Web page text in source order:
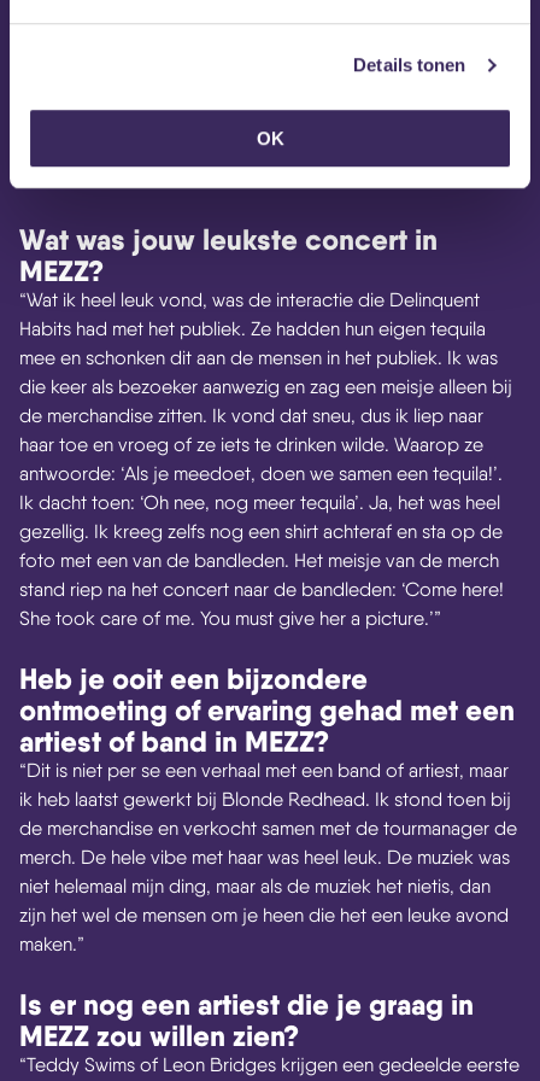
Details tonen
OK
respecteert elkaar. Het is één mooi netwerk dat je
Wat was jouw leukste concert in
MEZZ?
“Wat ik heel leuk vond, was de interactie die Delinquent
Habits had met het publiek. Ze hadden hun eigen tequila
mee en schonken dit aan de mensen in het publiek. Ik was
die keer als bezoeker aanwezig en zag een meisje alleen bij
de merchandise zitten. Ik vond dat sneu, dus ik liep naar
haar toe en vroeg of ze iets te drinken wilde. Waarop ze
antwoorde: ‘Als je meedoet, doen we samen een tequila!’.
Ik dacht toen: ‘Oh nee, nog meer tequila’. Ja, het was heel
gezellig. Ik kreeg zelfs nog een shirt achteraf en sta op de
foto met een van de bandleden. Het meisje van de merch
stand riep na het concert naar de bandleden: ‘Come here!
She took care of me. You must give her a picture.’”
Heb je ooit een bijzondere
ontmoeting of ervaring gehad met een
artiest of band in MEZZ?
“Dit is niet per se een verhaal met een band of artiest, maar
ik heb laatst gewerkt bij Blonde Redhead. Ik stond toen bij
de merchandise en verkocht samen met de tourmanager de
merch. De hele vibe met haar was heel leuk. De muziek was
niet helemaal mijn ding, maar als de muziek het nietis, dan
zijn het wel de mensen om je heen die het een leuke avond
maken.”
Is er nog een artiest die je graag in
MEZZ zou willen zien?
“Teddy Swims of Leon Bridges krijgen een gedeelde eerste